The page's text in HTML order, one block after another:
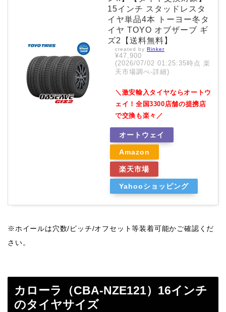
15インチ スタッドレスタ
イヤ単品4本 トーヨー冬タ
イヤ TOYO オブザーブ ギ
ズ2【送料無料】
created by Rinker
¥47,900
(2026/07/02 01:25:35時点 楽
天市場調べ-詳細)
＼激安輸入タイヤならオートウ
ェイ！全国3300店舗の提携店
で交換も楽々／
オートウェイ
Amazon
楽天市場
Yahooショッピング
※ホイールは穴数/ピッチ/オフセット等装着可能かご確認くだ
さい。
カローラ（CBA-NZE121）16インチ
のタイヤサイズ